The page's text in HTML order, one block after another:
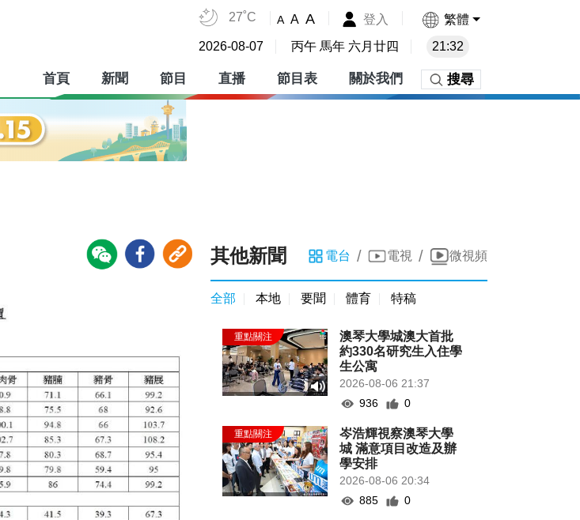
27˚C A A A 登入 繁體
2026-08-07 丙午 馬年 六月廿四 21:32
首頁 新聞 節目 直播 節目表 關於我們 搜尋
其他新聞 電台 / 電視 / 微視頻
全部 本地 要聞 體育 特稿
澳琴大學城澳大首批
約330名研究生入住學
生公寓
2026-08-06 21:37
936
0
岑浩輝視察澳琴大學
城 滿意項目改造及辦
學安排
2026-08-06 20:34
885
0